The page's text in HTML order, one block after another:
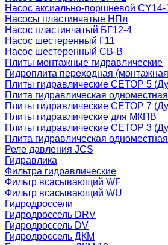
Насос аксиально-поршневой CY14-
Насосы пластинчатые НПл
Насос пластинчатый БГ12-4
Насос шестеренный Г11
Насос шестеренный СВ-В
Плиты монтажные гидравлические
Гидроплита переходная
Плиты гидравлические СЕТОР 5
Плита гидравлическая
Плиты гидравлические СЕТОР 7
Плиты гидравлические для МКПВ
Плиты гидравлические СЕТОР 3
Плита гидравлическая
Реле давления JCS
Гидравлика
Фильтра гидравлические
Фильтр всасывающий WF
Фильтр всасывающий WU
Гидродроссели
Гидродроссель DRV
Гидродроссель DV
Гидродроссель ДКМ